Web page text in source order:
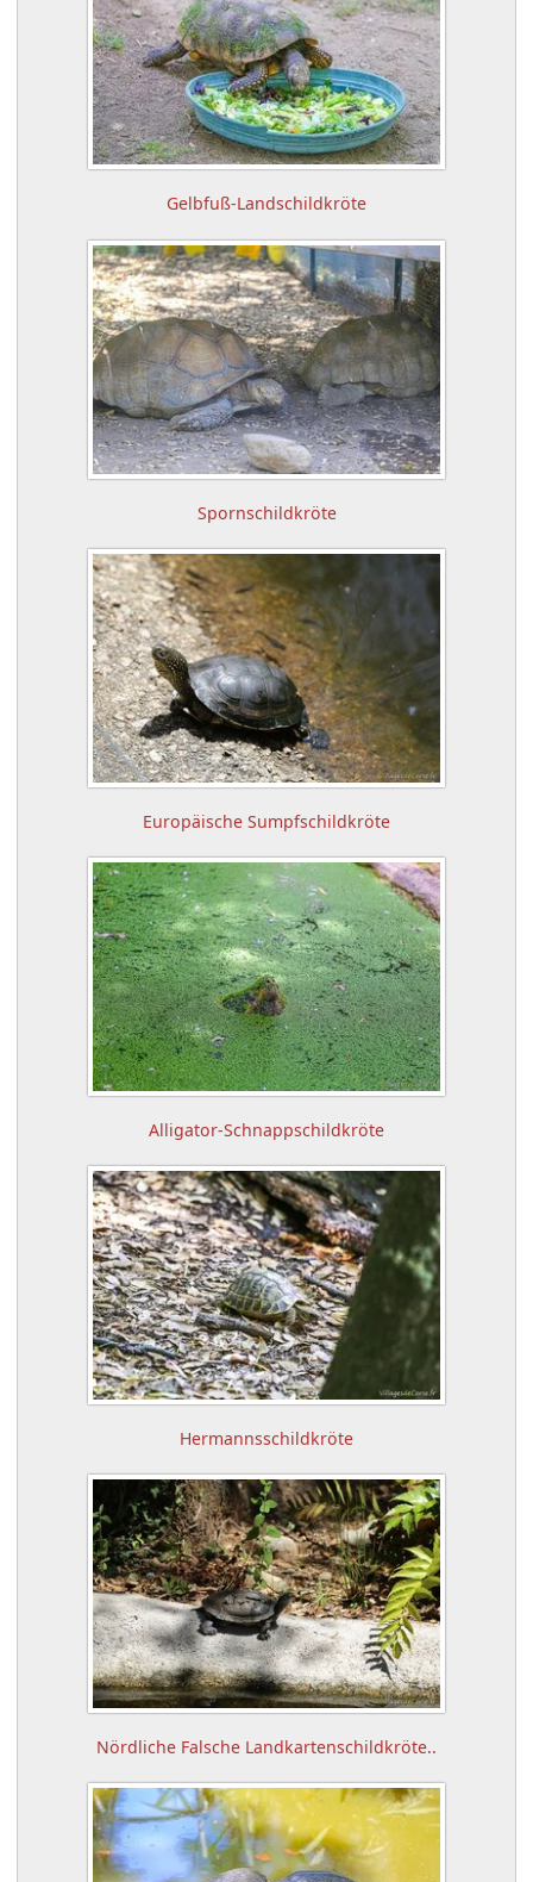
Gelbfuß-Landschildkröte
Spornschildkröte
Europäische Sumpfschildkröte
Alligator-Schnappschildkröte
Hermannsschildkröte
Nördliche Falsche Landkartenschildkröte..